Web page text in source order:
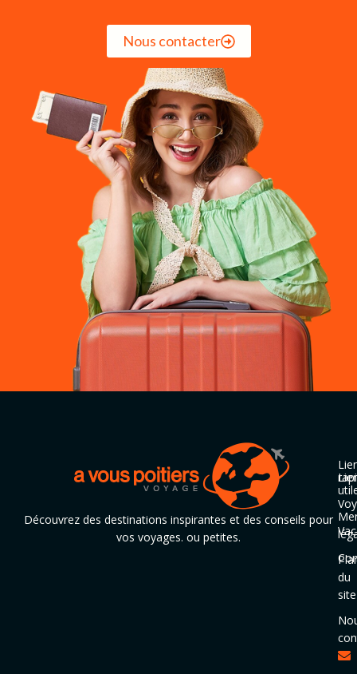
Nous contacter
Découvrez des destinations inspirantes et des conseils pour
vos voyages. ou petites.
du
site